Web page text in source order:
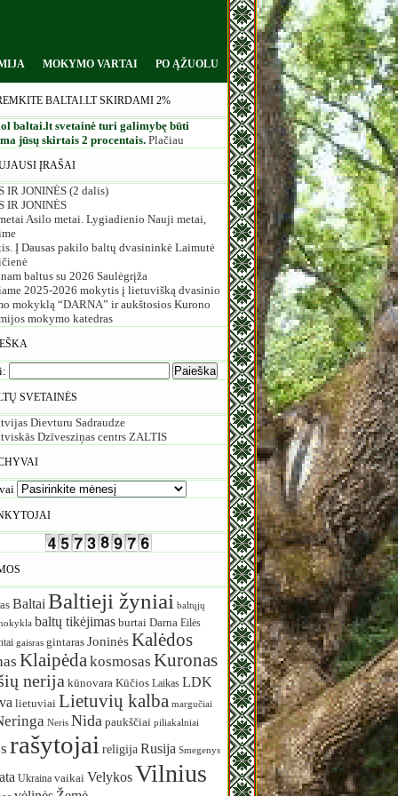
MOKYMO VARTAI PO ĄŽUOLU
BALTAI.LT SKIRDAMI 2%
baltai.lt svetainė turi galimybę būti
jūsų skirtais 2 procentais. Plačiau
ĮRAŠAI
IR JONINĖS (2 dalis)
IR JONINĖS
Asilo metai. Lygiadienio Nauji metai,
Į Dausas pakilo baltų dvasininkė Laimutė
baltus su 2026 Saulėgrįža
2025-2026 mokytis į lietuvišką dvasinio
mokyklą “DARNA” ir aukštosios Kurono
mokymo katedras
SVETAINĖS
Dievturu Sadraudze
Dzīvesziņas centrs ZALTIS
Baltai Baltieji žyniai baltųjų
baltų tikėjimas burtai Darna Eilės
gaisras gintaras JoninėsKalėdos
Klaipėda kosmosas Kuronas
nerija kūnovara Kūčios Laikas LDK
lietuviai Lietuvių kalba margučiai
Neris Nida paukščiai piliakalniai
rašytojai religijaRusija Smegenys
Ukraina vaikai VelykosVilnius